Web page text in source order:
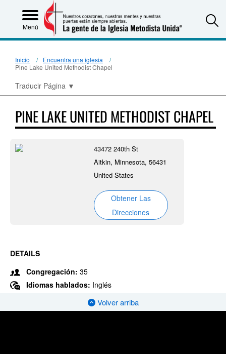
Menú
Inicio
Encuentra una iglesia
Pine Lake United Methodist Chapel
Traducir Página ▼
PINE LAKE UNITED METHODIST CHAPEL
43472 240th St
Aitkin, Minnesota, 56431
United States
Obtener Las
Direcciones
DETAILS
Congregación: 35
Idiomas hablados: Inglés
Volver arriba